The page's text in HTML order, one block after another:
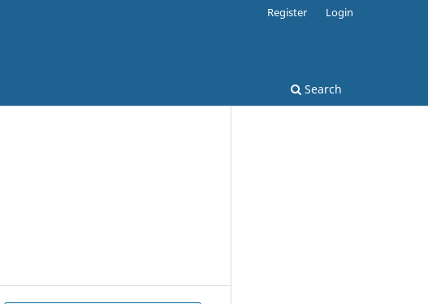
Search
Register Login